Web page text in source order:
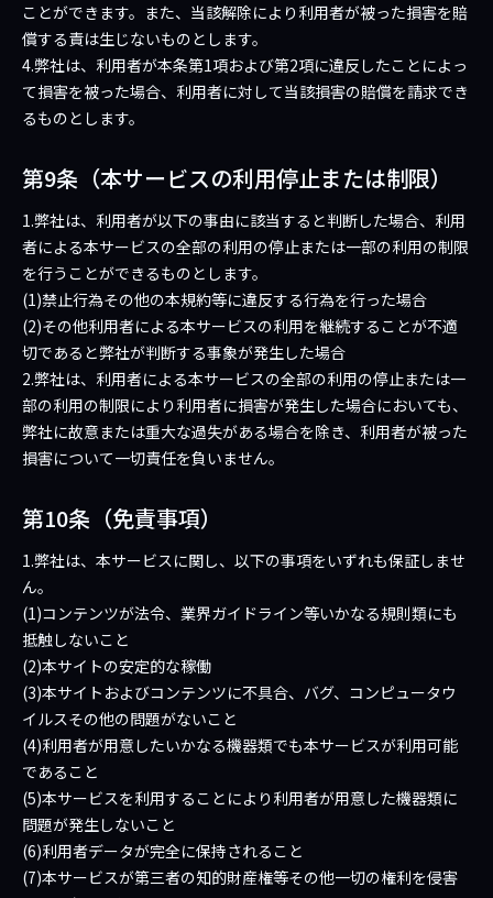
ことができます。また、当該解除により利用者が被った損害を賠
償する責は生じないものとします。
4.弊社は、利用者が本条第1項および第2項に違反したことによっ
て損害を被った場合、利用者に対して当該損害の賠償を請求でき
るものとします。
第9条（本サービスの利用停止または制限）
1.弊社は、利用者が以下の事由に該当すると判断した場合、利用
者による本サービスの全部の利用の停止または一部の利用の制限
を行うことができるものとします。
(1)禁止行為その他の本規約等に違反する行為を行った場合
(2)その他利用者による本サービスの利用を継続することが不適
切であると弊社が判断する事象が発生した場合
2.弊社は、利用者による本サービスの全部の利用の停止または一
部の利用の制限により利用者に損害が発生した場合においても、
弊社に故意または重大な過失がある場合を除き、利用者が被った
損害について一切責任を負いません。
第10条（免責事項）
1.弊社は、本サービスに関し、以下の事項をいずれも保証しませ
ん。
(1)コンテンツが法令、業界ガイドライン等いかなる規則類にも
抵触しないこと
(2)本サイトの安定的な稼働
(3)本サイトおよびコンテンツに不具合、バグ、コンピュータウ
イルスその他の問題がないこと
(4)利用者が用意したいかなる機器類でも本サービスが利用可能
であること
(5)本サービスを利用することにより利用者が用意した機器類に
問題が発生しないこと
(6)利用者データが完全に保持されること
(7)本サービスが第三者の知的財産権等その他一切の権利を侵害